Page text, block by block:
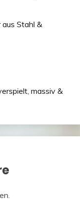
Stahl &
massiv &